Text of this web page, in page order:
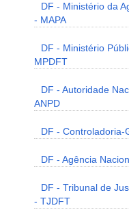
DF - Ministério da
- MAPA
DF - Ministério
MPDFT
DF - Autoridade
ANPD
DF - Controladoria-
DF - Agência
DF - Tribunal de
- TJDFT